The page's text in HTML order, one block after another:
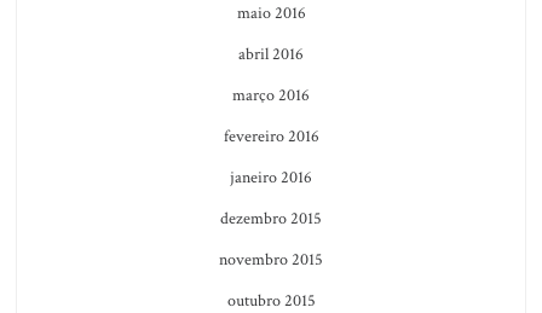
maio 2016
abril 2016
março 2016
fevereiro 2016
janeiro 2016
dezembro 2015
novembro 2015
outubro 2015